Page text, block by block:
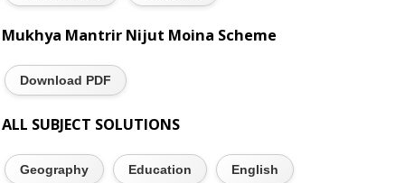
Mukhya Mantrir Nijut Moina Scheme
Download PDF
ALL SUBJECT SOLUTIONS
Geography Education English